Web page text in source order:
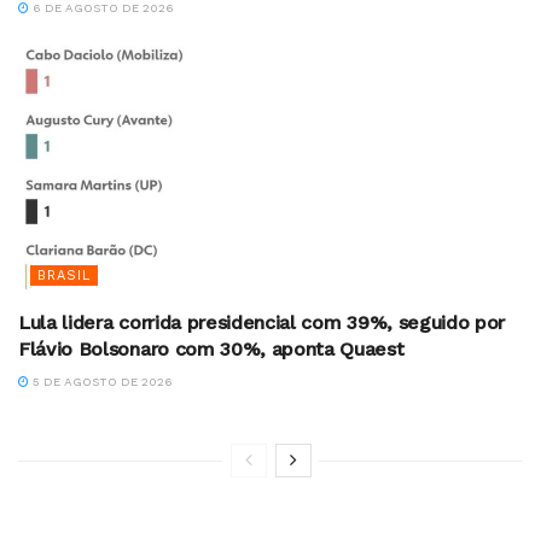
6 DE AGOSTO DE 2026
BRASIL
Lula lidera corrida presidencial com 39%, seguido por
Flávio Bolsonaro com 30%, aponta Quaest
5 DE AGOSTO DE 2026